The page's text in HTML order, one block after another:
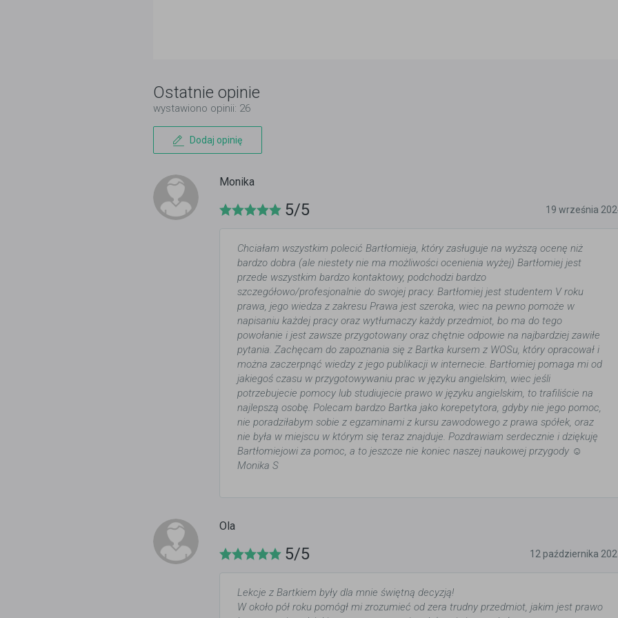
Ostatnie opinie
wystawiono opinii: 26
Dodaj opinię
Monika
5/5 19 września
Chciałam wszystkim polecić Bartłomieja, który zasługuje na wyższą ocenę niż
bardzo dobra (ale niestety nie ma możliwości ocenienia wyżej) Bartłomiej jest
przede wszystkim bardzo kontaktowy, podchodzi bardzo
szczegółowo/profesjonalnie do swojej pracy. Bartłomiej jest studentem V roku
prawa, jego wiedza z zakresu Prawa jest szeroka, wiec na pewno pomoże w
napisaniu każdej pracy oraz wytłumaczy każdy przedmiot, bo ma do tego
powołanie i jest zawsze przygotowany oraz chętnie odpowie na najbardziej zawiłe
pytania. Zachęcam do zapoznania się z Bartka kursem z WOSu, który opracował i
można zaczerpnąć wiedzy z jego publikacji w internecie. Bartłomiej pomaga mi od
jakiegoś czasu w przygotowywaniu prac w języku angielskim, wiec jeśli
potrzebujecie pomocy lub studiujecie prawo w języku angielskim, to trafiliście na
najlepszą osobę. Polecam bardzo Bartka jako korepetytora, gdyby nie jego pomoc,
nie poradziłabym sobie z egzaminami z kursu zawodowego z prawa spółek, oraz
nie była w miejscu w którym się teraz znajduje. Pozdrawiam serdecznie i dziękuję
Bartłomiejowi za pomoc, a to jeszcze nie koniec naszej naukowej przygody ☺️
Monika S
Ola
5/5 12 października
Lekcje z Bartkiem były dla mnie świętną decyzją!
W około pół roku pomógł mi zrozumieć od zera trudny przedmiot, jakim jest prawo